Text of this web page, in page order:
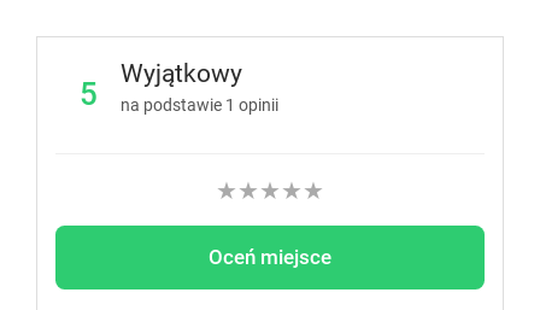
5
Wyjątkowy
na podstawie 1 opinii
★
★
★
★
★
Oceń miejsce